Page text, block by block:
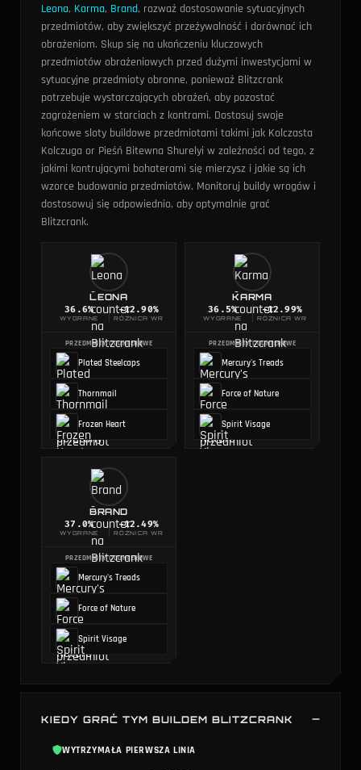
Leona, Karma, Brand, rozważ dostosowanie sytuacyjnych
przedmiotów, aby zwiększyć przeżywalność i dorównać ich
obrażeniom. Skup się na ukończeniu kluczowych
przedmiotów obrażeniowych przed dużymi inwestycjami w
sytuacyjne przedmioty obronne, ponieważ Blitzcrank
potrzebuje wystarczających obrażeń, aby pozostać
zagrożeniem w starciach z kontrami. Dostosuj swoje
końcowe sloty buildowe przedmiotami takimi jak Kolczasta
Kolczuga or Pieśń Bitewna Shurelyi w zależności od tego, z
jakimi kontrującymi bohaterami się mierzysz i jakie są ich
wzorce budowania przedmiotów. Monitoruj buildy wrogów i
dostosowuj się odpowiednio, aby optymalnie grać
Blitzcrank.
LEONA
36.6%
WYGRANE
-12.90%
RÓŻNICA WR
PRZEDMIOTY COUNTEROWE
Plated Steelcaps
Thornmail
Frozen Heart
KARMA
36.5%
WYGRANE
-12.99%
RÓŻNICA WR
PRZEDMIOTY COUNTEROWE
Mercury's Treads
Force of Nature
Spirit Visage
BRAND
37.0%
WYGRANE
-12.49%
RÓŻNICA WR
PRZEDMIOTY COUNTEROWE
Mercury's Treads
Force of Nature
Spirit Visage
KIEDY GRAĆ TYM BUILDEM BLITZCRANK
WYTRZYMAŁA PIERWSZA LINIA